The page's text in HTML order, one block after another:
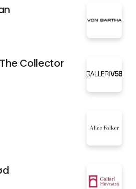
Collector